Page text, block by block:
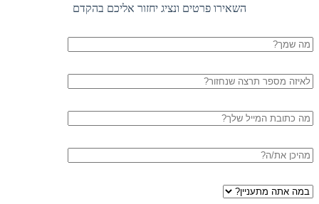
השאירו פרטים ונציג יחזור אליכם בהקדם
שם
מלא
טלפון
דוא"ל
עיר
במה